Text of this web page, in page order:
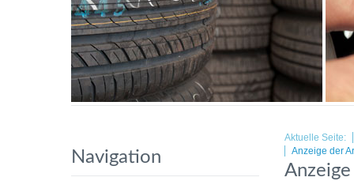
Navigation
Aktuelle Seite:
Anzeige der